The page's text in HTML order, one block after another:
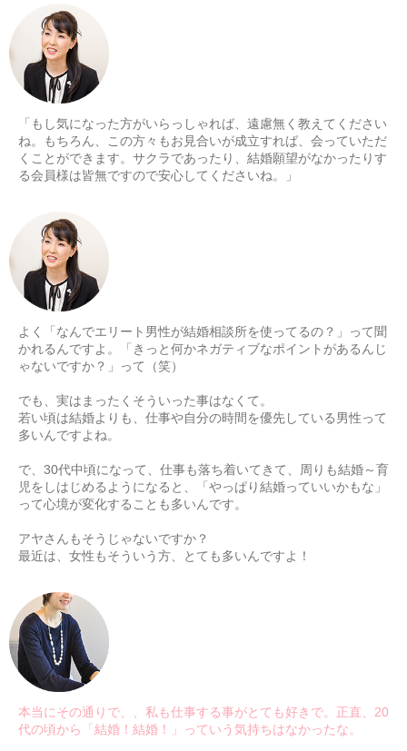
「もし気になった方がいらっしゃれば、遠慮無く教えてください
ね。もちろん、この方々もお見合いが成立すれば、会っていただ
くことができます。サクラであったり、結婚願望がなかったりす
る会員様は皆無ですので安心してくださいね。」
よく「なんでエリート男性が結婚相談所を使ってるの？」って聞
かれるんですよ。「きっと何かネガティブなポイントがあるんじ
ゃないですか？」って（笑）
でも、実はまったくそういった事はなくて。
若い頃は結婚よりも、仕事や自分の時間を優先している男性って
多いんですよね。
で、30代中頃になって、仕事も落ち着いてきて、周りも結婚～育
児をしはじめるようになると、「やっぱり結婚っていいかもな」
って心境が変化することも多いんです。
アヤさんもそうじゃないですか？
最近は、女性もそういう方、とても多いんですよ！
本当にその通りで、、私も仕事する事がとても好きで。正直、20
代の頃から「結婚！結婚！」っていう気持ちはなかったな。